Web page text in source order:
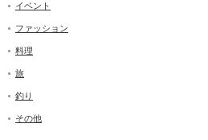
イベント
ファッション
料理
旅
釣り
その他